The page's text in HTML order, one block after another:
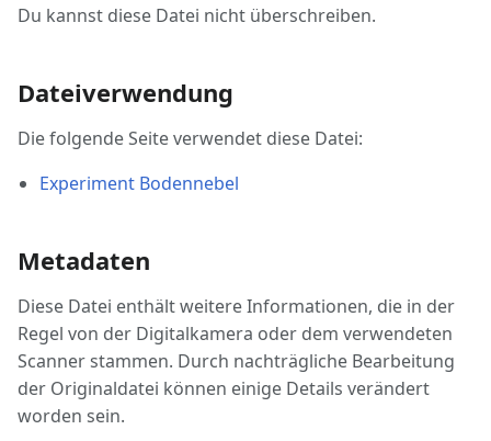
Du kannst diese Datei nicht überschreiben.
Dateiverwendung
Die folgende Seite verwendet diese Datei:
Experiment Bodennebel
Metadaten
Diese Datei enthält weitere Informationen, die in der
Regel von der Digitalkamera oder dem verwendeten
Scanner stammen. Durch nachträgliche Bearbeitung
der Originaldatei können einige Details verändert
worden sein.